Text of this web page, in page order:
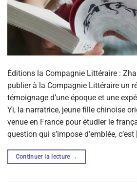
Éditions la Compagnie Littéraire :
publier à la Compagnie Littéraire un
témoignage d’une époque et une
Yi, la narratrice, jeune fille chinoise
venue en France pour étudier le
question qui s’impose d’emblée, c’est
Continuer la lecture →